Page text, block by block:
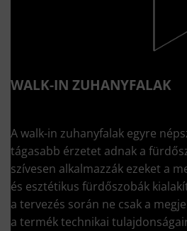
WALK-IN ZUHANYFALAK
A walk-in zuhanyfalak egyre
tágasabb érzetet adnak a
szívesen alkalmazzák ezeket a
és esztétikus fürdőszobák
a tervezés során ne csak a
a termék technikai